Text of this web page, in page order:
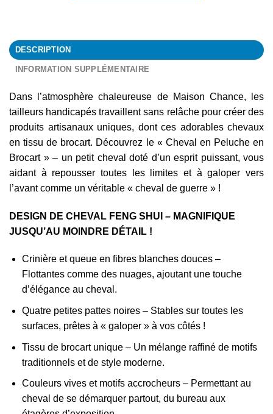
DESCRIPTION
INFORMATION SUPPLÉMENTAIRE
Dans l’atmosphère chaleureuse de Maison Chance, les
tailleurs handicapés travaillent sans relâche pour créer des
produits artisanaux uniques, dont ces adorables chevaux
en tissu de brocart. Découvrez le « Cheval en Peluche en
Brocart » – un petit cheval doté d’un esprit puissant, vous
aidant à repousser toutes les limites et à galoper vers
l’avant comme un véritable « cheval de guerre » !
DESIGN DE CHEVAL FENG SHUI – MAGNIFIQUE
JUSQU’AU MOINDRE DÉTAIL !
Crinière et queue en fibres blanches douces –
Flottantes comme des nuages, ajoutant une touche
d’élégance au cheval.
Quatre petites pattes noires – Stables sur toutes les
surfaces, prêtes à « galoper » à vos côtés !
Tissu de brocart unique – Un mélange raffiné de motifs
traditionnels et de style moderne.
Couleurs vives et motifs accrocheurs – Permettant au
cheval de se démarquer partout, du bureau aux